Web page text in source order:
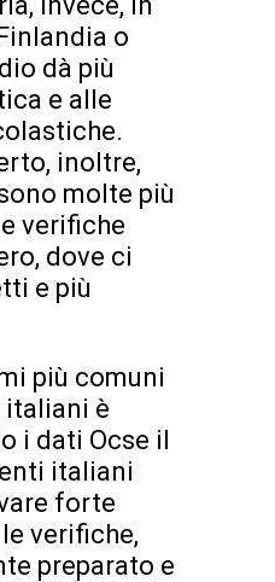
o
dà più
e alle
inoltre,
molte più
verifiche
dove ci
e più
più comuni
è
i dati Ocse il
italiani
forte
verifiche,
preparato e